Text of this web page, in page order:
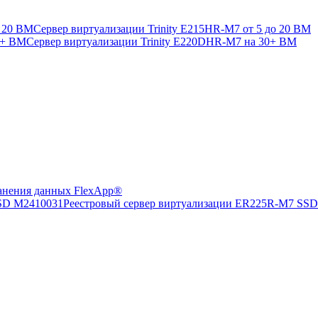
Сервер виртуализации Trinity E215HR-M7 от 5 до 20 ВМ
Сервер виртуализации Trinity E220DHR-M7 на 30+ ВМ
данных FlexApp®
Реестровый сервер виртуализации ER225R-M7